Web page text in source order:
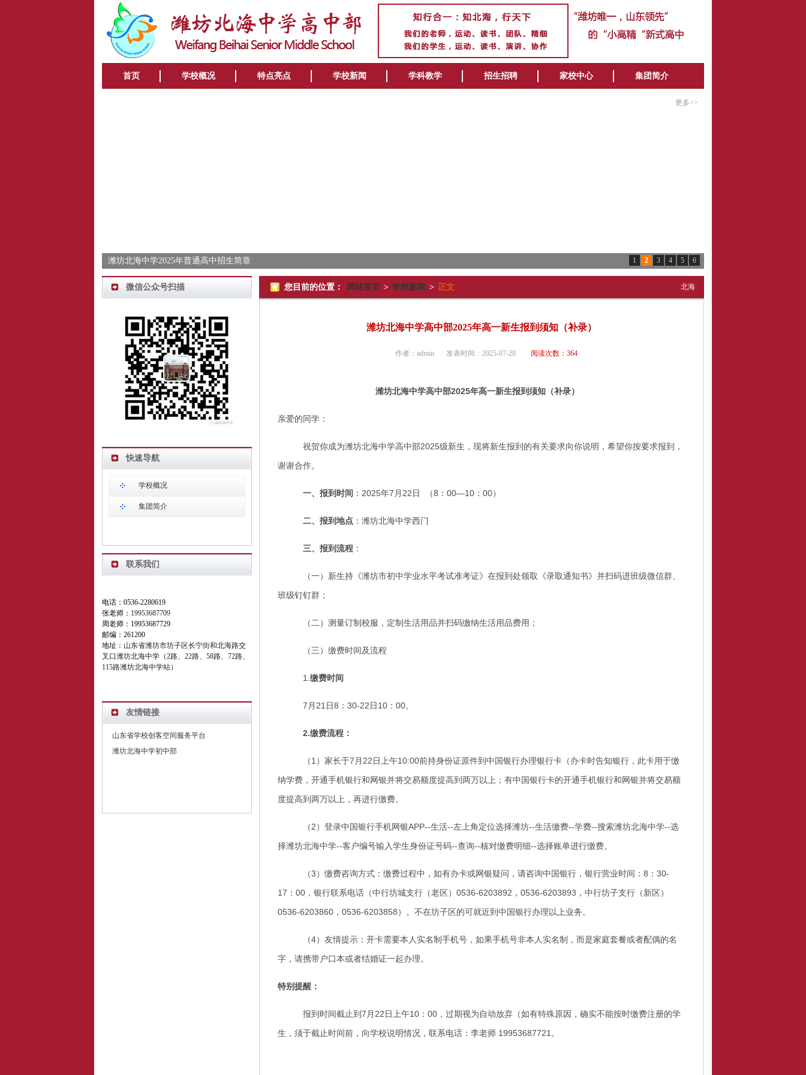
首页 学校概况 特点亮点 学校新闻 学科教学 招生招聘 家校中心 集团简介
潍坊北海中学2025年普通高中招生简章 1 2 3 4 5 6
更多>>
您目前的位置： 网站首页 > 学校新闻 > 正文 北海
潍坊北海中学高中部2025年高一新生报到须知（补录）
作者： admin 发表时间： 2025-07-20 阅读次数： 364
潍坊北海中学高中部2025年高一新生报到须知（补录）
亲爱的同学：
祝贺你成为潍坊北海中学高中部2025级新生，现将新生报到的有关要求向你说明，希望你按要求报到，
谢谢合作。
一、报到时间 ： 2025年7 月 22日 （8 ：00—10 ：00）
二、报到地点 ：潍坊北海中学西门
三、报到流程 ：
（一）新生持《潍坊市初中学业水平考试准考证》在报到处领取《录取通知书》并扫码进班级微信群、
班级钉钉群；
（二）测量订制校服，定制生活用品并扫码缴纳生活用品费用；
（三）缴费时间及流程
1.缴费时间
7 月 21 日8 ：30-22日10 ：00。
2.缴费流程：
（1 ）家长于7 月 22日上午10:00前持身份证原件到中国银行办理银行卡（办卡时告知银行，此卡用于缴
纳学费，开通手机银行和网银并将交易额度提高到两万以上；有中国银行卡的开通手机银行和网银并将交易额
度提高到两万以上，再进行缴费。
（2）登录中国银行手机网银APP--生活--左上角定位选择潍坊--生活缴费--学费--搜索潍坊北海中学--选
择潍坊北海中学--客户编号输入学生身份证号码--查询--核对缴费明细--选择账单进行缴费。
（3）缴费咨询方式：缴费过程中，如有办卡或网银疑问，请咨询中国银行，银行营业时间：8 ：30-
17 ： 00，银行联系电话（中行坊城支行（老区） 0536-6203892 ， 0536-6203893 ，中行坊子支行（新区）
0536-6203860， 0536-6203858）。不在坊子区的可就近到中国银行办理以上业务。
（4）友情提示：开卡需要本人实名制手机号，如果手机号非本人实名制，而是家庭套餐或者配偶的名
字，请携带户口本或者结婚证一起办理。
特别提醒：
报到时间截止到7 月 22日上午10 ：00 ，过期视为自动放弃（如有特殊原因，确实不能按时缴费注册的学
生，须于截止时间前，向学校说明情况，联系电话：李老师19953687721 。
微信公众号扫描
快速导航
学校概况
集团简介
联系我们
电话：0536-2280619
张老师： 19953687709
周老师：19953687729
邮编：261200
地址： 山东省潍坊市坊子区长宁街和北海路交
叉口潍坊北海中学（2路、22路、58路、72路、
115路潍坊北海中学站）
友情链接
山东省学校创客空间服务平台
潍坊北海中学初中部